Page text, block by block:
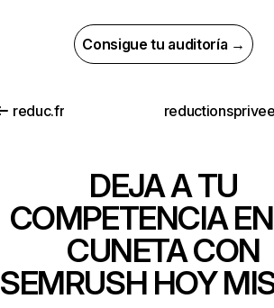
Consigue tu auditoría →
reduc.fr
DEJA A TU
COMPETENCIA
CUNETA CON
SEMRUSH HOY